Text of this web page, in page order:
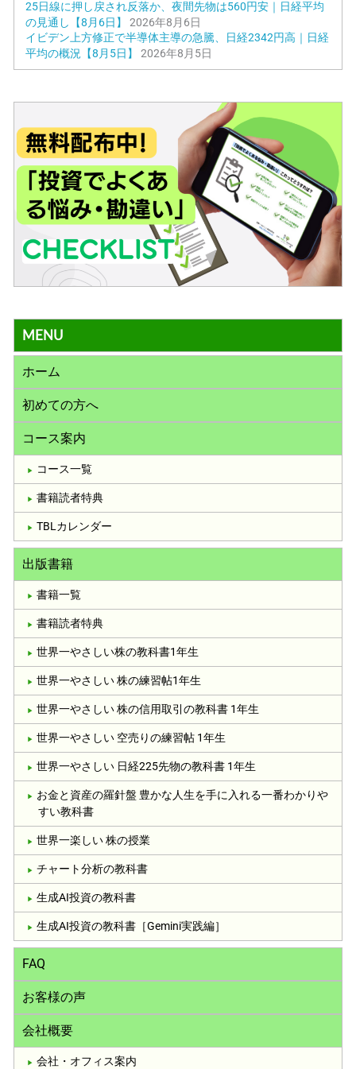
25日線に押し戻され反落か、夜間先物は560円安｜日経平均
の見通し【8月6日】
2026年8月6日
イビデン上方修正で半導体主導の急騰、日経2342円高｜日経
平均の概況【8月5日】
2026年8月5日
MENU
ホーム
初めての方へ
コース案内
コース一覧
書籍読者特典
TBLカレンダー
出版書籍
書籍一覧
書籍読者特典
世界一やさしい株の教科書1年生
世界一やさしい 株の練習帖1年生
世界一やさしい 株の信用取引の教科書 1年生
世界一やさしい 空売りの練習帖 1年生
世界一やさしい 日経225先物の教科書 1年生
お金と資産の羅針盤 豊かな人生を手に入れる一番わかりや
すい教科書
世界一楽しい 株の授業
チャート分析の教科書
生成AI投資の教科書
生成AI投資の教科書［Gemini実践編］
FAQ
お客様の声
会社概要
会社・オフィス案内